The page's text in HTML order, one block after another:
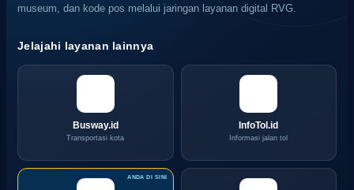
museum, dan kode pos melalui jaringan layanan digital RVG.
Jelajahi layanan lainnya
Busway.id
Transportasi kota
InfoTol.id
Informasi jalan tol